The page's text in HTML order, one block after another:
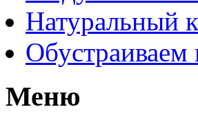
Натуральный
Меню